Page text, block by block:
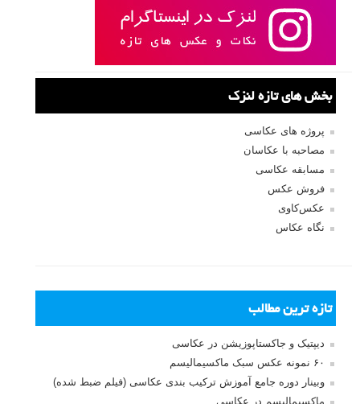
رمز عبور
مرا به خاطر بسپار
بازیابی رمز عبور
جستجو یرای:
بخش های تازه لنزک
پروژه های عکاسی
مصاحبه با عکاسان
مسابقه عکاسی